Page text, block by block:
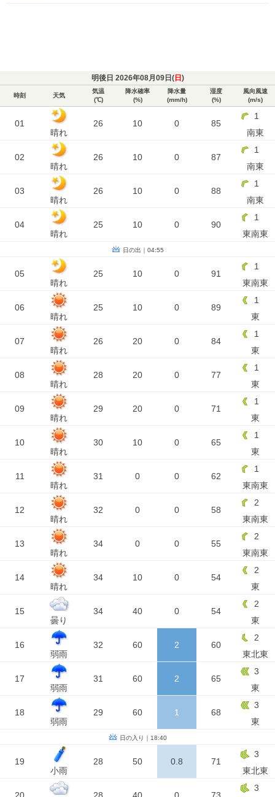
明後日 2026年08月09日(日 )
時刻 天気
気温
(℃)
降水確率
(%)
降水量
(mm/h)
湿度
(%)
風向風速
(m/s)
01
晴れ
26 10 0 85
1
南東
02
晴れ
26 10 0 87
1
南東
03
晴れ
26 10 0 88
1
南東
04
晴れ
25 10 0 90
1
東南東
日の出｜04:55
05
晴れ
25 10 0 91
1
東南東
06
晴れ
25 10 0 89
1
東
07
晴れ
26 20 0 84
1
東
08
晴れ
28 20 0 77
1
東
09
晴れ
29 20 0 71
1
東
10
晴れ
30 10 0 65
1
東
11
晴れ
31 0 0 62
1
東南東
12
晴れ
32 0 0 58
2
東南東
13
晴れ
34 0 0 55
2
東南東
14
晴れ
34 10 0 54
2
東
15
曇り
34 40 0 54
2
東
16
弱雨
32 60 2 60
2
東北東
17
弱雨
31 60 2 65
3
東
18
弱雨
29 60 1 68
3
東
日の入り｜18:40
19
小雨
28 50 0.8 71
3
東北東
3